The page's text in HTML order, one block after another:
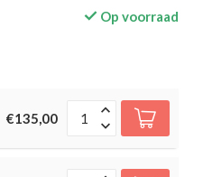
Op voorraad
€135,00